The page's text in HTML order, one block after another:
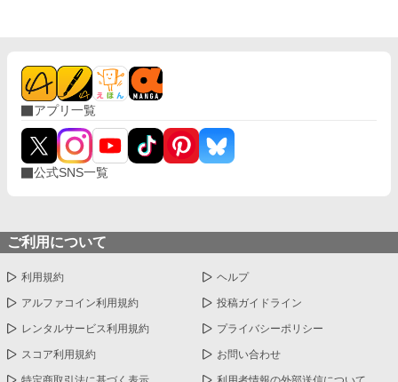
アプリ一覧
公式SNS一覧
ご利用について
利用規約 ヘルプ
アルファコイン利用規約 投稿ガイドライン
レンタルサービス利用規約 プライバシーポリシー
スコア利用規約 お問い合わせ